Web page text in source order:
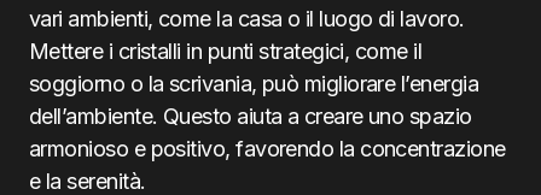
vari ambienti, come la casa o il luogo di lavoro.
Mettere i cristalli in punti strategici, come il
soggiorno o la scrivania, può migliorare l’energia
dell’ambiente. Questo aiuta a creare uno spazio
armonioso e positivo, favorendo la concentrazione
e la serenità.